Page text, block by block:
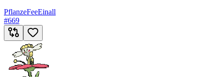
PflanzeFeeEinall
#669